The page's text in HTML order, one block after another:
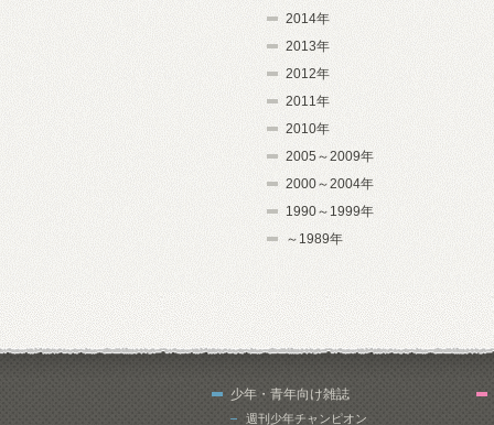
2014年
2013年
2012年
2011年
2010年
2005～2009年
2000～2004年
1990～1999年
～1989年
少年・青年向け雑誌
週刊少年チャンピオン